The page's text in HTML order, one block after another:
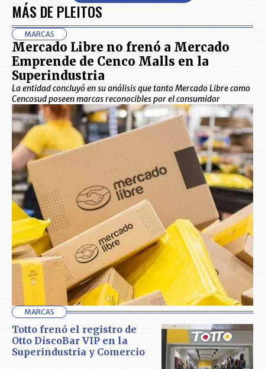
MÁS DE PLEITOS
MARCAS
Mercado Libre no frenó a Mercado
Emprende de Cenco Malls en la
Superindustria
La entidad concluyó en su análisis que tanto Mercado Libre como
Cencosud poseen marcas reconocibles por el consumidor
MARCAS
Totto frenó el registro de
Otto DiscoBar VIP en la
Superindustria y Comercio